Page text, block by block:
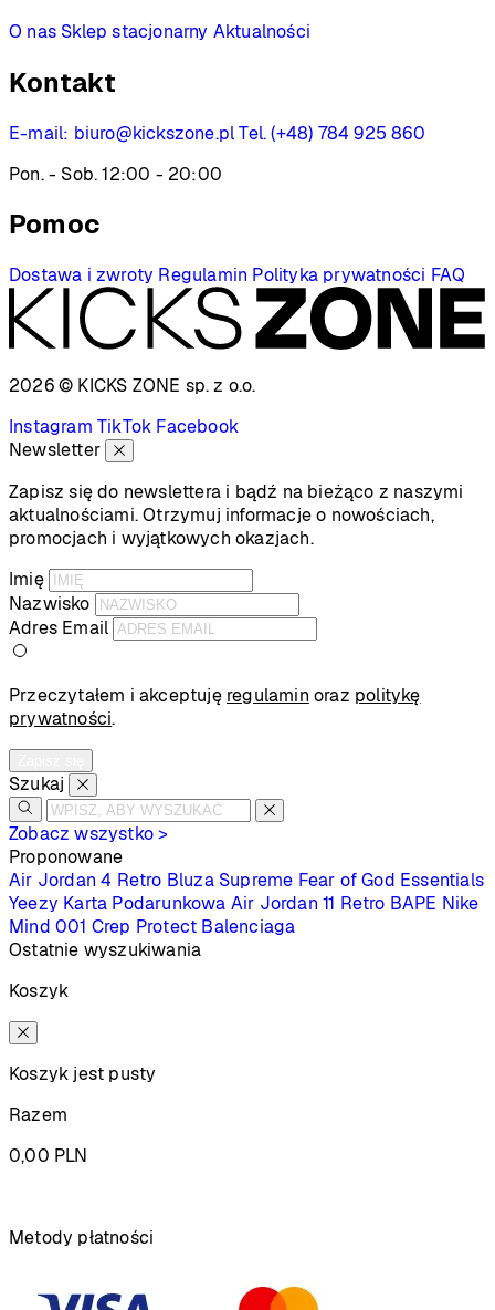
O nas Sklep stacjonarny Aktualności
Kontakt
E-mail: biuro@kickszone.pl Tel. (+48) 784 925 860
Pon. - Sob. 12:00 - 20:00
Pomoc
Dostawa i zwroty Regulamin Polityka prywatności FAQ
2026 © KICKS ZONE sp. z o.o.
Instagram TikTok Facebook
Newsletter
Zapisz się do newslettera i bądź na bieżąco z naszymi
aktualnościami. Otrzymuj informacje o nowościach,
promocjach i wyjątkowych okazjach.
Imię
Nazwisko
Adres Email
Przeczytałem i akceptuję regulamin oraz politykę
prywatności.
Szukaj
Zobacz wszystko >
Proponowane
Air Jordan 4 Retro Bluza Supreme Fear of God Essentials
Yeezy Karta Podarunkowa Air Jordan 11 Retro BAPE Nike
Mind 001 Crep Protect Balenciaga
Ostatnie wyszukiwania
Koszyk
Koszyk jest pusty
Razem
0,00 PLN
Metody płatności